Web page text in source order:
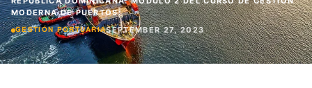
MODERNA DE PUERTOS:
GESTIÓN PORTUARIASEPTEMBER 27, 2023